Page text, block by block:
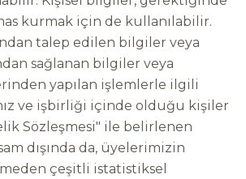
kurmak için de kullanılabilir.
talep edilen bilgiler veya
sağlanan bilgiler veya
yapılan işlemlerle ilgili
ve işbirliği içinde olduğu kişiler
Sözleşmesi" ile belirlenen
dışında da, üyelerimizin
çeşitli istatistiksel